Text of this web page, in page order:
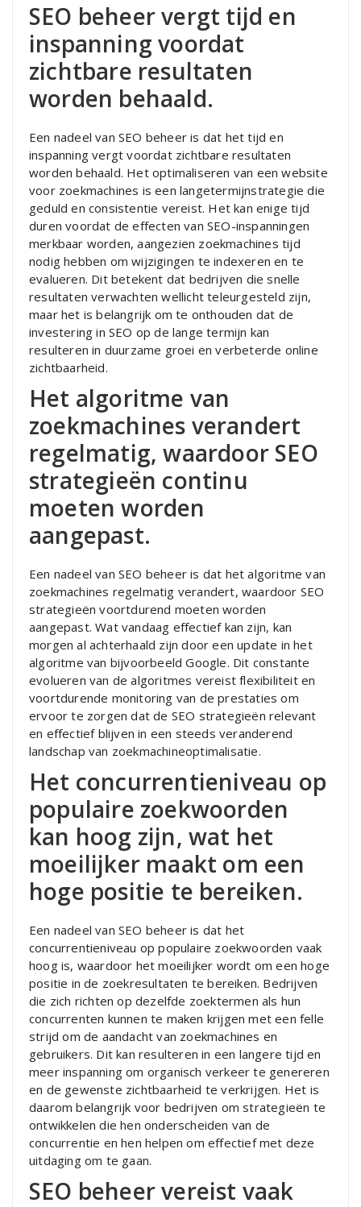
SEO beheer vergt tijd en
inspanning voordat
zichtbare resultaten
worden behaald.
Een nadeel van SEO beheer is dat het tijd en
inspanning vergt voordat zichtbare resultaten
worden behaald. Het optimaliseren van een website
voor zoekmachines is een langetermijnstrategie die
geduld en consistentie vereist. Het kan enige tijd
duren voordat de effecten van SEO-inspanningen
merkbaar worden, aangezien zoekmachines tijd
nodig hebben om wijzigingen te indexeren en te
evalueren. Dit betekent dat bedrijven die snelle
resultaten verwachten wellicht teleurgesteld zijn,
maar het is belangrijk om te onthouden dat de
investering in SEO op de lange termijn kan
resulteren in duurzame groei en verbeterde online
zichtbaarheid.
Het algoritme van
zoekmachines verandert
regelmatig, waardoor SEO
strategieën continu
moeten worden
aangepast.
Een nadeel van SEO beheer is dat het algoritme van
zoekmachines regelmatig verandert, waardoor SEO
strategieën voortdurend moeten worden
aangepast. Wat vandaag effectief kan zijn, kan
morgen al achterhaald zijn door een update in het
algoritme van bijvoorbeeld Google. Dit constante
evolueren van de algoritmes vereist flexibiliteit en
voortdurende monitoring van de prestaties om
ervoor te zorgen dat de SEO strategieën relevant
en effectief blijven in een steeds veranderend
landschap van zoekmachineoptimalisatie.
Het concurrentieniveau op
populaire zoekwoorden
kan hoog zijn, wat het
moeilijker maakt om een
hoge positie te bereiken.
Een nadeel van SEO beheer is dat het
concurrentieniveau op populaire zoekwoorden vaak
hoog is, waardoor het moeilijker wordt om een hoge
positie in de zoekresultaten te bereiken. Bedrijven
die zich richten op dezelfde zoektermen als hun
concurrenten kunnen te maken krijgen met een felle
strijd om de aandacht van zoekmachines en
gebruikers. Dit kan resulteren in een langere tijd en
meer inspanning om organisch verkeer te genereren
en de gewenste zichtbaarheid te verkrijgen. Het is
daarom belangrijk voor bedrijven om strategieën te
ontwikkelen die hen onderscheiden van de
concurrentie en hen helpen om effectief met deze
uitdaging om te gaan.
SEO beheer vereist vaak